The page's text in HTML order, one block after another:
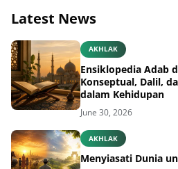
Latest News
AKHLAK
Ensiklopedia Adab
Konseptual, Dalil,
dalam Kehidupan
June 30, 2026
AKHLAK
Menyiasati Dunia